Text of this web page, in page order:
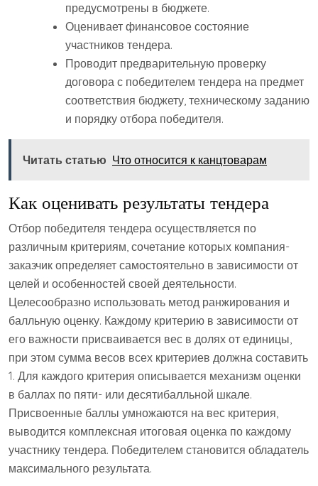
предусмотрены в бюджете.
Оценивает финансовое состояние
участников тендера.
Проводит предварительную проверку
договора с победителем тендера на предмет
соответствия бюджету, техническому заданию
и порядку отбора победителя.
Читать статью Что относится к канцтоварам
Как оценивать результаты тендера
Отбор победителя тендера осуществляется по
различным критериям, сочетание которых компания-
заказчик определяет самостоятельно в зависимости от
целей и особенностей своей деятельности.
Целесообразно использовать метод ранжирования и
балльную оценку. Каждому критерию в зависимости от
его важности присваивается вес в долях от единицы,
при этом сумма весов всех критериев должна составить
1. Для каждого критерия описывается механизм оценки
в баллах по пяти- или десятибалльной шкале.
Присвоенные баллы умножаются на вес критерия,
выводится комплексная итоговая оценка по каждому
участнику тендера. Победителем становится обладатель
максимального результата.